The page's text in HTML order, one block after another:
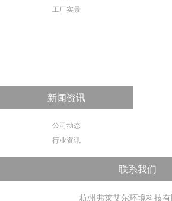
工厂实景
新闻资讯
公司动态
行业资讯
联系我们
杭州弗莱艾尔环境科技